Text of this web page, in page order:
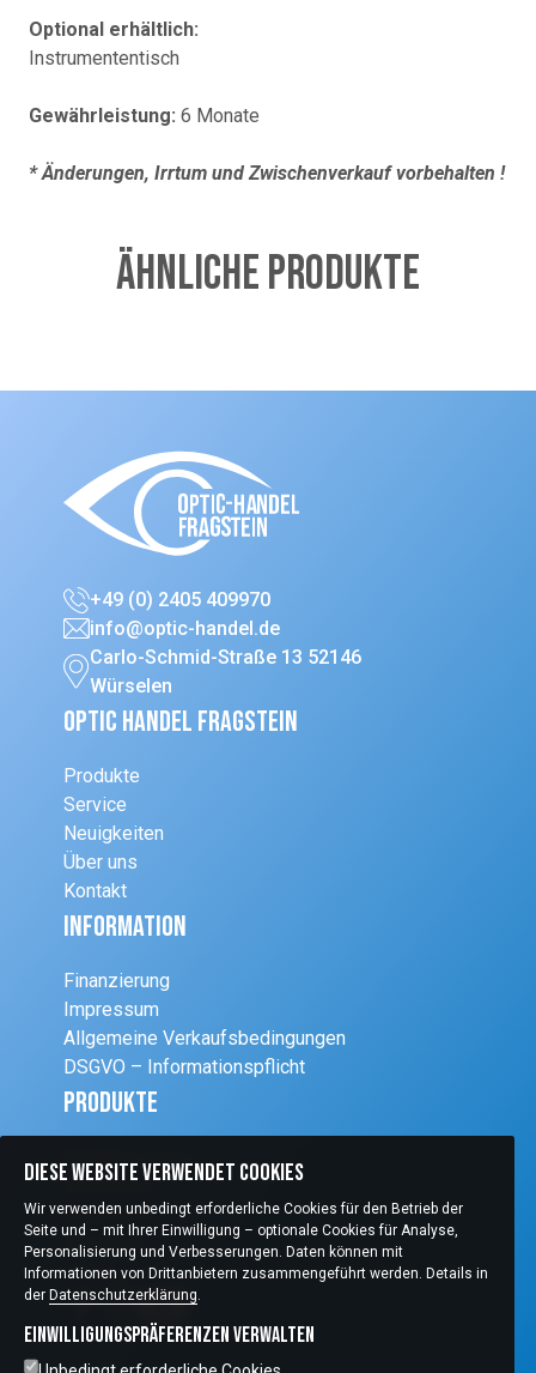
Optional erhältlich:
Instrumententisch
Gewährleistung: 6 Monate
* Änderungen, Irrtum und Zwischenverkauf vorbehalten !
Ähnliche Produkte
+49 (0) 2405 409970
info@optic-handel.de
Carlo-Schmid-Straße 13 52146
Würselen
Optic Handel Fragstein
Produkte
Service
Neuigkeiten
Über uns
Kontakt
Information
Finanzierung
Impressum
Allgemeine Verkaufsbedingungen
DSGVO – Informationspflicht
Produkte
Einrichtung
Diagnostik
Refraktion
Chirurgie
Diese Website verwendet Cookies
Wir verwenden unbedingt erforderliche Cookies für den Betrieb der
Seite und – mit Ihrer Einwilligung – optionale Cookies für Analyse,
Personalisierung und Verbesserungen. Daten können mit
Informationen von Drittanbietern zusammengeführt werden. Details in
der Datenschutzerklärung.
Einwilligungspräferenzen verwalten